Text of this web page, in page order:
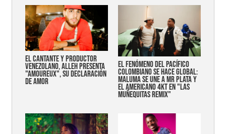
EL CANTANTE Y PRODUCTOR
VENEZOLANO, ALLEH PRESENTA
"AMOUREUX", SU DECLARACIÓN
DE AMOR
EL FENÓMENO DEL PACÍFICO
COLOMBIANO SE HACE GLOBAL:
MALUMA SE UNE A MR PLATA Y
EL AMERICANO 4KT EN "LAS
MUÑEQUITAS REMIX"